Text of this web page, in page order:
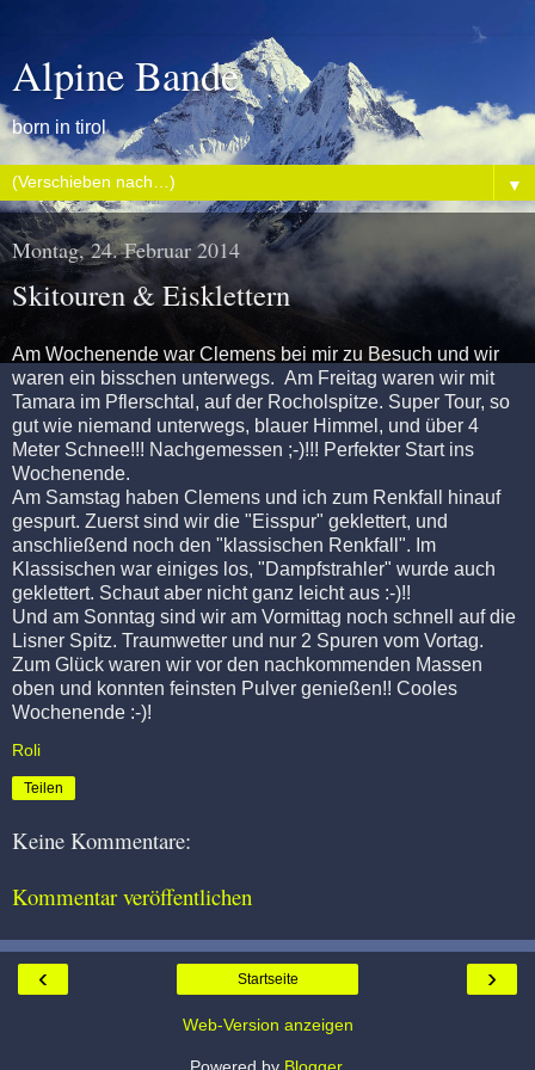
Alpine Bande
born in tirol
▼
Montag, 24. Februar 2014
Skitouren & Eisklettern
Am Wochenende war Clemens bei mir zu Besuch und wir
waren ein bisschen unterwegs. Am Freitag waren wir mit
Tamara im Pflerschtal, auf der Rocholspitze. Super Tour, so
gut wie niemand unterwegs, blauer Himmel, und über 4
Meter Schnee!!! Nachgemessen ;-)!!! Perfekter Start ins
Wochenende.
Am Samstag haben Clemens und ich zum Renkfall hinauf
gespurt. Zuerst sind wir die "Eisspur" geklettert, und
anschließend noch den "klassischen Renkfall". Im
Klassischen war einiges los, "Dampfstrahler" wurde auch
geklettert. Schaut aber nicht ganz leicht aus :-)!!
Und am Sonntag sind wir am Vormittag noch schnell auf die
Lisner Spitz. Traumwetter und nur 2 Spuren vom Vortag.
Zum Glück waren wir vor den nachkommenden Massen
oben und konnten feinsten Pulver genießen!! Cooles
Wochenende :-)!
Roli
Teilen
Keine Kommentare:
Kommentar veröffentlichen
‹ ›
Startseite
Web-Version anzeigen